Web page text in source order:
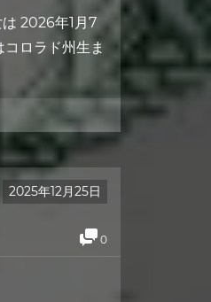
2026年1月7
ロラド州生ま
2025年12月25日
0